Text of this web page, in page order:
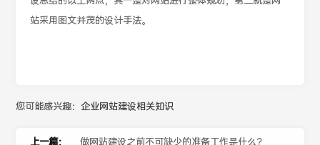
站采用图文并茂的设计手法。
您可能感兴趣： 企业网站建设相关知识